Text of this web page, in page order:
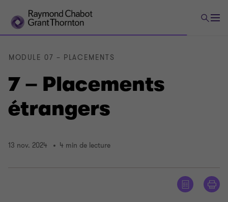
7 – Placements
étrangers
MODULE 07 – PLACEMENTS
13 nov. 2024 4 min de lecture